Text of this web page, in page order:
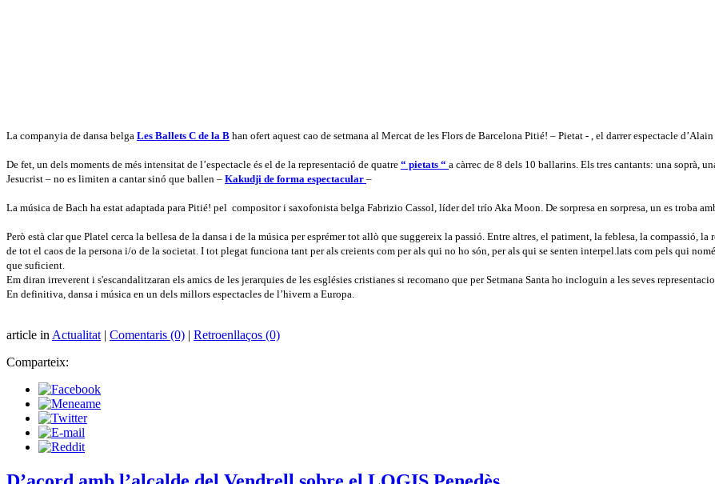
La companyia de dansa belga Les Ballets C de la B han ofert aquest cao de setmana al Mercat de les Flors de Barcelona Pitié! – Pietat - , el darrer espectacle
De fet, un dels moments de més intensitat de l’espectacle és el de la representació de quatre “ pietats “ a càrrec de 8 dels 10 ballarins. Els tres cantants: una soprà,
Jesucrist – no es limiten a cantar sinó que ballen – Kakudji de forma espectacular –
La música de Bach ha estat adaptada para Pitié! pel compositor i saxofonista belga Fabrizio Cassol, líder del trío Aka Moon. De sorpresa en sorpresa, un es troba
Però està clar que Platel cerca la bellesa de la dansa i de la música per esprémer tot allò que suggereix la passió. Entre altres, el patiment, la feblesa, la compassió,
de tot el caos de la persona i/o de la societat. I tot plegat funciona tant per als creients com per als qui no ho són, per als qui se senten interpel.lats com pels qui
que suficient.
Em diran irreverent i s'escandalitzaran els amics de les jerarquies de les esglésies cristianes si recomano que per Setmana Santa ho incloguin a les seves
En definitiva, dansa i música en un dels millors espectacles de l’hivern a Europa.
article in Actualitat | Comentaris (0) | Retroenllaços (0)
Comparteix: